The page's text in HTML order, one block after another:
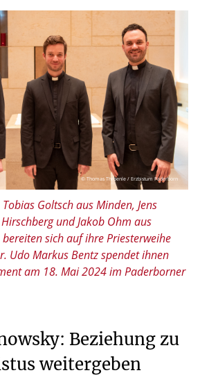
© Thomas Throenle / Erzbistum Paderborn
Goltsch aus Minden, Jens
und Jakob Ohm aus
sich auf ihre Priesterweihe
Udo Markus Bentz spendet ihnen
am 18. Mai 2024 im Paderborner
Beziehung zu
weitergeben